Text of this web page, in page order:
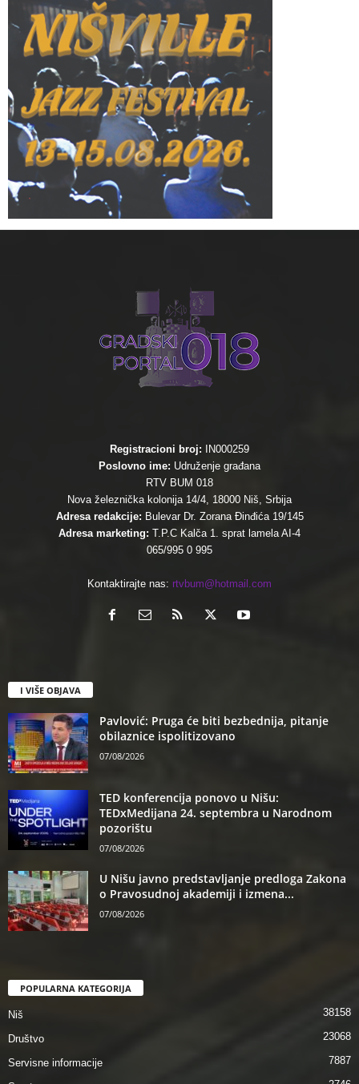
Registracioni broj:
IN000259
Poslovno ime: Udruženje građana
RTV BUM 018
Nova železnička kolonija 14/4, 18000 Niš, Srbija
Adresa redakcije: Bulevar Dr. Zorana Đinđića 19/145
Adresa marketing: T.P.C Kalča 1. sprat lamela AI-4
065/995 0 995
Kontaktirajte nas: rtvbum@hotmail.com
I VIŠE OBJAVA
Pavlović: Pruga će biti bezbednija, pitanje
obilaznice ispolitizovano
07/08/2026
TED konferencija ponovo u Nišu:
TEDxMedijana 24. septembra u Narodnom
pozorištu
07/08/2026
U Nišu javno predstavljanje predloga Zakona
o Pravosudnoj akademiji i izmena...
07/08/2026
POPULARNA KATEGORIJA
Niš 38158
Društvo 23068
Servisne informacije 7887